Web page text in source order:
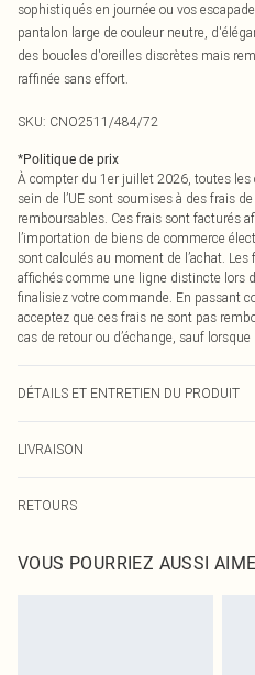
sophistiqués en journée ou vos
pantalon large de couleur neutre,
des boucles d'oreilles discrètes mais
raffinée sans effort.
SKU: CNO2511/484/72
*Politique de prix
À compter du 1er juillet 2026, toutes les
sein de l’UE sont soumises à des frais
remboursables. Ces frais sont facturés
l’importation de biens de commerce
sont calculés au moment de l’achat.
affichés comme une ligne distincte lors
finalisiez votre commande. En passant
acceptez que ces frais ne sont pas
cas de retour ou d’échange, sauf lorsque
DÉTAILS ET ENTRETIEN DU PRODUIT
transferts de couleur peuvent se produire.
LIVRAISON
Livraison express France
Jusqu'à 2-3 jours ouvrables
RETOURS
pour nous retourner un article.
VOUS POURRIEZ AUSSI